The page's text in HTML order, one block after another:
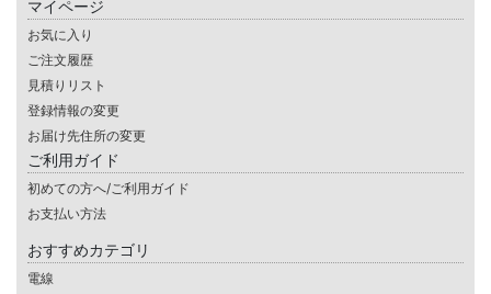
マイページ
お気に入り
ご注文履歴
見積りリスト
登録情報の変更
お届け先住所の変更
ご利用ガイド
初めての方へ/ご利用ガイド
お支払い方法
おすすめカテゴリ
電線